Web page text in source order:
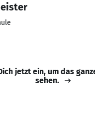
jetzt ein, um das
sehen.